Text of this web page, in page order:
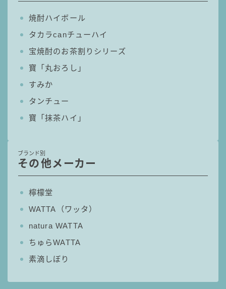
運営者情報
お問い合わせ
焼酎ハイボール
タカラcanチューハイ
宝焼酎のお茶割りシリーズ
寶「丸おろし」
すみか
タンチュー
寶「抹茶ハイ」
ブランド別
その他メーカー
檸檬堂
WATTA（ワッタ）
natura WATTA
ちゅらWATTA
素滴しぼり